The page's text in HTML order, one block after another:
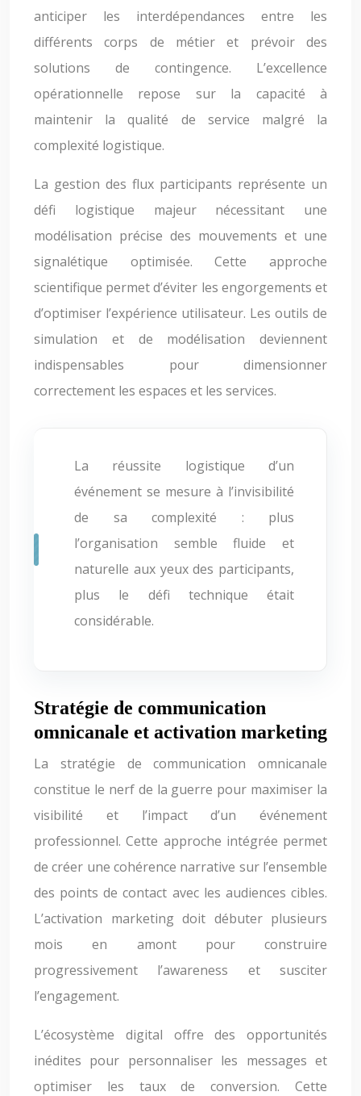
anticiper les interdépendances entre les
différents corps de métier et prévoir des
solutions de contingence. L’excellence
opérationnelle repose sur la capacité à
maintenir la qualité de service malgré la
complexité logistique.
La gestion des flux participants représente un
défi logistique majeur nécessitant une
modélisation précise des mouvements et une
signalétique optimisée. Cette approche
scientifique permet d’éviter les engorgements et
d’optimiser l’expérience utilisateur. Les outils de
simulation et de modélisation deviennent
indispensables pour dimensionner
correctement les espaces et les services.
La réussite logistique d’un
événement se mesure à l’invisibilité
de sa complexité : plus
l’organisation semble fluide et
naturelle aux yeux des participants,
plus le défi technique était
considérable.
Stratégie de communication
omnicanale et activation marketing
La stratégie de communication omnicanale
constitue le nerf de la guerre pour maximiser la
visibilité et l’impact d’un événement
professionnel. Cette approche intégrée permet
de créer une cohérence narrative sur l’ensemble
des points de contact avec les audiences cibles.
L’activation marketing doit débuter plusieurs
mois en amont pour construire
progressivement l’awareness et susciter
l’engagement.
L’écosystème digital offre des opportunités
inédites pour personnaliser les messages et
optimiser les taux de conversion. Cette